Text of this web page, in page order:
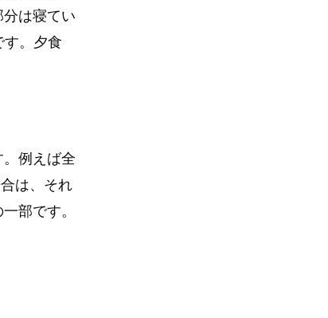
は寝てい
す。夕食
例えば全
は、それ
部です。